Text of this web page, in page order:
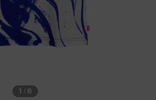
1 / 6